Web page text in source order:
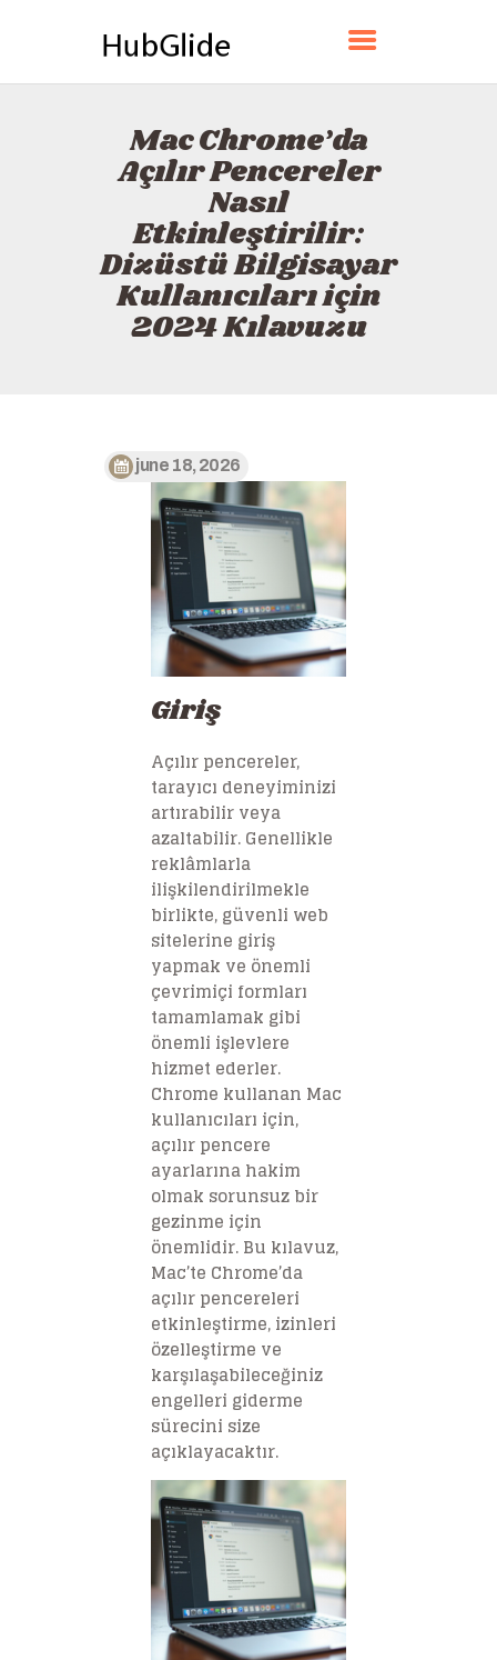
Mac Chrome’da
Açılır Pencereler
Nasıl
Etkinleştirilir:
Dizüstü Bilgisayar
Kullanıcıları için
2024 Kılavuzu
HUBGLIDE
ANA SAYFA
HAKKINDA
İLETIŞIM
POLITIKA
TÜRKÇE
june 18, 2026
Giriş
Açılır pencereler,
tarayıcı deneyiminizi
artırabilir veya
azaltabilir. Genellikle
reklâmlarla
ilişkilendirilmekle
birlikte, güvenli web
sitelerine giriş
yapmak ve önemli
çevrimiçi formları
tamamlamak gibi
önemli işlevlere
hizmet ederler.
Chrome kullanan Mac
kullanıcıları için,
açılır pencere
ayarlarına hakim
olmak sorunsuz bir
gezinme için
önemlidir. Bu kılavuz,
Mac’te Chrome’da
açılır pencereleri
etkinleştirme, izinleri
özelleştirme ve
karşılaşabileceğiniz
engelleri giderme
sürecini size
açıklayacaktır.